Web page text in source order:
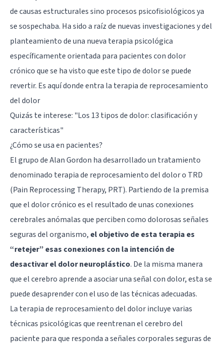
de causas estructurales sino procesos psicofisiológicos ya
se sospechaba. Ha sido a raíz de nuevas investigaciones y del
planteamiento de una nueva terapia psicológica
específicamente orientada para pacientes con dolor
crónico que se ha visto que este tipo de dolor se puede
revertir. Es aquí donde entra la terapia de reprocesamiento
del dolor
Quizás te interese: "Los 13 tipos de dolor: clasificación y
características"
¿Cómo se usa en pacientes?
El grupo de Alan Gordon ha desarrollado un tratamiento
denominado terapia de reprocesamiento del dolor o TRD
(Pain Reprocessing Therapy, PRT). Partiendo de la premisa
que el dolor crónico es el resultado de unas conexiones
cerebrales anómalas que perciben como dolorosas señales
seguras del organismo, el objetivo de esta terapia es
“retejer” esas conexiones con la intención de
desactivar el dolor neuroplástico. De la misma manera
que el cerebro aprende a asociar una señal con dolor, esta se
puede desaprender con el uso de las técnicas adecuadas.
La terapia de reprocesamiento del dolor incluye varias
técnicas psicológicas que reentrenan el cerebro del
paciente para que responda a señales corporales seguras de